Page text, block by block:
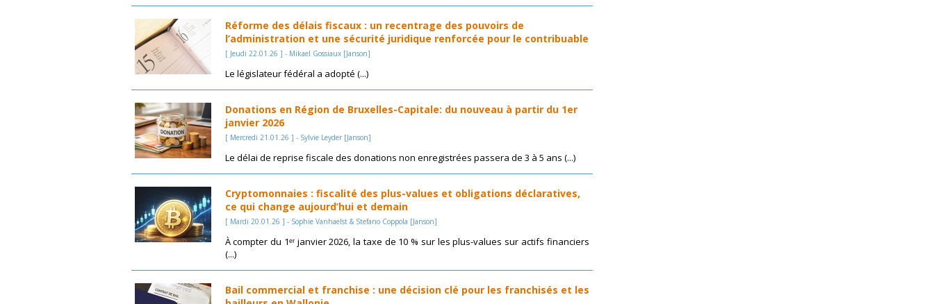
Réforme des délais fiscaux : un recentrage des pouvoirs de
l’administration et une sécurité juridique renforcée pour le contribuable
[ Jeudi 22.01.26 ] - Mikael Gossiaux [Janson]
Le législateur fédéral a adopté (...)
Donations en Région de Bruxelles-Capitale: du nouveau à partir du 1er
janvier 2026
[ Mercredi 21.01.26 ] - Sylvie Leyder [Janson]
Le délai de reprise fiscale des donations non enregistrées passera de 3 à 5 ans (...)
Cryptomonnaies : fiscalité des plus-values et obligations déclaratives,
ce qui change aujourd’hui et demain
[ Mardi 20.01.26 ] - Sophie Vanhaelst & Stefano Coppola [Janson]
À compter du 1ᵉʳ janvier 2026, la taxe de 10 % sur les plus-values sur actifs financiers
(...)
Bail commercial et franchise : une décision clé pour les franchisés et les